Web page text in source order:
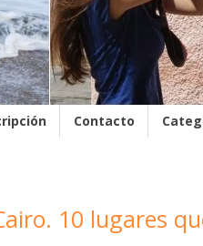
Contacto
10 lugares